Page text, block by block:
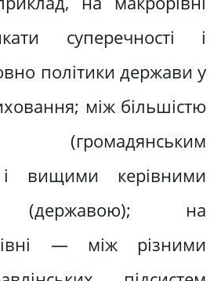
суперечності і
політики держави у
між більшістю
і вищими керівними
(державою); на
— між різними